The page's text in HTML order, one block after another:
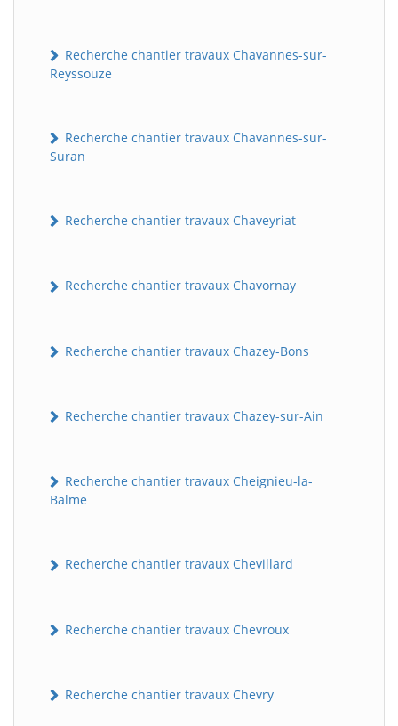
Recherche chantier travaux Chavannes-sur-
Reyssouze
Recherche chantier travaux Chavannes-sur-
Suran
Recherche chantier travaux Chaveyriat
Recherche chantier travaux Chavornay
Recherche chantier travaux Chazey-Bons
Recherche chantier travaux Chazey-sur-Ain
Recherche chantier travaux Cheignieu-la-
Balme
Recherche chantier travaux Chevillard
Recherche chantier travaux Chevroux
Recherche chantier travaux Chevry
Assistant en ligne